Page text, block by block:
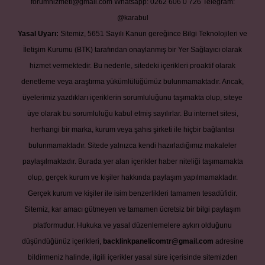
forumhizmeti@gmail.com Whatsapp: 0262 606 0 726 Telegram:
@karabul
Yasal Uyarı: Sitemiz, 5651 Sayılı Kanun gereğince Bilgi Teknolojileri ve
İletişim Kurumu (BTK) tarafından onaylanmış bir Yer Sağlayıcı olarak
hizmet vermektedir. Bu nedenle, sitedeki içerikleri proaktif olarak
denetleme veya araştırma yükümlülüğümüz bulunmamaktadır. Ancak,
üyelerimiz yazdıkları içeriklerin sorumluluğunu taşımakta olup, siteye
üye olarak bu sorumluluğu kabul etmiş sayılırlar. Bu internet sitesi,
herhangi bir marka, kurum veya şahıs şirketi ile hiçbir bağlantısı
bulunmamaktadır. Sitede yalnızca kendi hazırladığımız makaleler
paylaşılmaktadır. Burada yer alan içerikler haber niteliği taşımamakta
olup, gerçek kurum ve kişiler hakkında paylaşım yapılmamaktadır.
Gerçek kurum ve kişiler ile isim benzerlikleri tamamen tesadüfidir.
Sitemiz, kar amacı gütmeyen ve tamamen ücretsiz bir bilgi paylaşım
platformudur. Hukuka ve yasal düzenlemelere aykırı olduğunu
düşündüğünüz içerikleri, backlinkpanelicomtr@gmail.com adresine
bildirmeniz halinde, ilgili içerikler yasal süre içerisinde sitemizden